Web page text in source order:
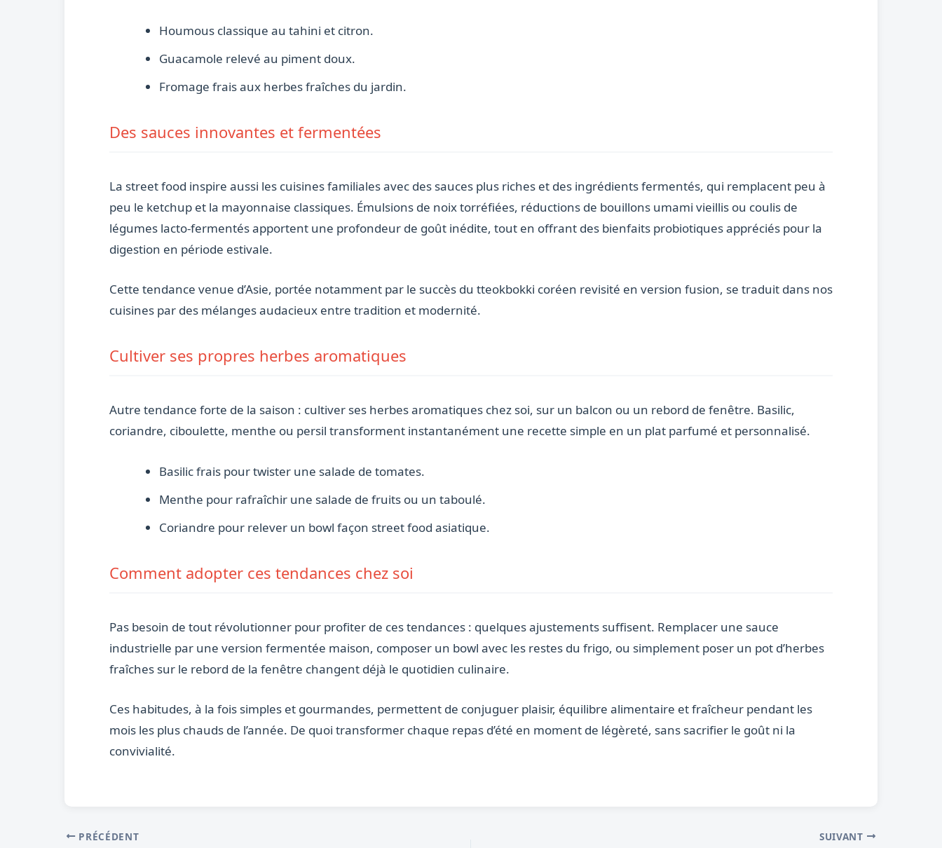
Houmous classique au tahini et citron.
Guacamole relevé au piment doux.
Fromage frais aux herbes fraîches du jardin.
Des sauces innovantes et fermentées
La street food inspire aussi les cuisines familiales avec des sauces plus riches et des ingrédients fermentés, qui remplacent peu à
peu le ketchup et la mayonnaise classiques. Émulsions de noix torréfiées, réductions de bouillons umami vieillis ou coulis de
légumes lacto-fermentés apportent une profondeur de goût inédite, tout en offrant des bienfaits probiotiques appréciés pour la
digestion en période estivale.
Cette tendance venue d’Asie, portée notamment par le succès du tteokbokki coréen revisité en version fusion, se traduit dans nos
cuisines par des mélanges audacieux entre tradition et modernité.
Cultiver ses propres herbes aromatiques
Autre tendance forte de la saison : cultiver ses herbes aromatiques chez soi, sur un balcon ou un rebord de fenêtre. Basilic,
coriandre, ciboulette, menthe ou persil transforment instantanément une recette simple en un plat parfumé et personnalisé.
Basilic frais pour twister une salade de tomates.
Menthe pour rafraîchir une salade de fruits ou un taboulé.
Coriandre pour relever un bowl façon street food asiatique.
Comment adopter ces tendances chez soi
Pas besoin de tout révolutionner pour profiter de ces tendances : quelques ajustements suffisent. Remplacer une sauce
industrielle par une version fermentée maison, composer un bowl avec les restes du frigo, ou simplement poser un pot d’herbes
fraîches sur le rebord de la fenêtre changent déjà le quotidien culinaire.
Ces habitudes, à la fois simples et gourmandes, permettent de conjuguer plaisir, équilibre alimentaire et fraîcheur pendant les
mois les plus chauds de l’année. De quoi transformer chaque repas d’été en moment de légèreté, sans sacrifier le goût ni la
convivialité.
PRÉCÉDENT SUIVANT